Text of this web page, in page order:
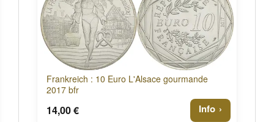
Frankreich : 10 Euro L'Alsace gourmande
2017 bfr
14,00 € Info